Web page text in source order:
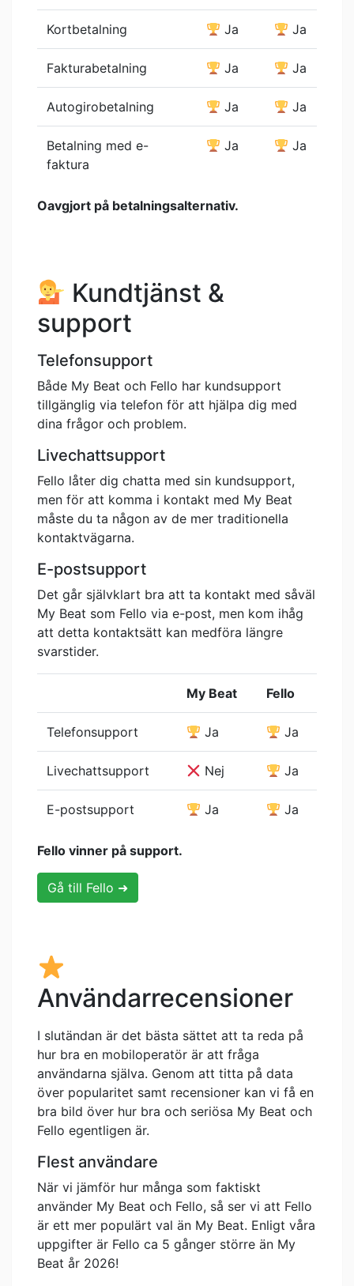
Kortbetalning Ja Ja
Fakturabetalning Ja Ja
Autogirobetalning Ja Ja
Betalning med e-
faktura
Ja Ja
Oavgjort på betalningsalternativ.
Kundtjänst &
support
Telefonsupport
Både My Beat och Fello har kundsupport
tillgänglig via telefon för att hjälpa dig med
dina frågor och problem.
Livechattsupport
Fello låter dig chatta med sin kundsupport,
men för att komma i kontakt med My Beat
måste du ta någon av de mer traditionella
kontaktvägarna.
E-postsupport
Det går självklart bra att ta kontakt med såväl
My Beat som Fello via e-post, men kom ihåg
att detta kontaktsätt kan medföra längre
svarstider.
My Beat Fello
Telefonsupport Ja Ja
Livechattsupport Nej Ja
E-postsupport Ja Ja
Fello vinner på support.
Gå till Fello ➜
Användarrecensioner
I slutändan är det bästa sättet att ta reda på
hur bra en mobiloperatör är att fråga
användarna själva. Genom att titta på data
över popularitet samt recensioner kan vi få en
bra bild över hur bra och seriösa My Beat och
Fello egentligen är.
Flest användare
När vi jämför hur många som faktiskt
använder My Beat och Fello, så ser vi att Fello
är ett mer populärt val än My Beat. Enligt våra
uppgifter är Fello ca 5 gånger större än My
Beat år 2026!